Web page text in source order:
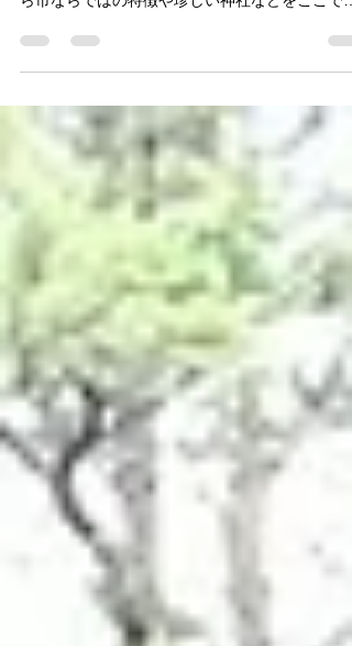
ームページに登録しいろいろ見ていました。あわ
ら市ならではの特徴や珍しい神社などをここでピ
神社を分析しました。１、加賀の白山比咩大神・
キクリヒメを祀る越前の白山神社２、絶大な勢力
を持った藤原氏